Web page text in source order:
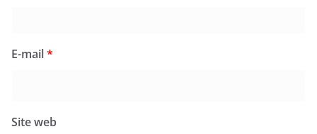
E-mail*
Site web